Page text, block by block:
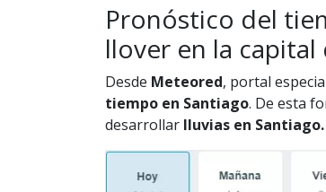
Pronóstico del
llover en la capital
Desde Meteored, portal
tiempo en Santiago. De esta
desarrollar lluvias en Santiago.